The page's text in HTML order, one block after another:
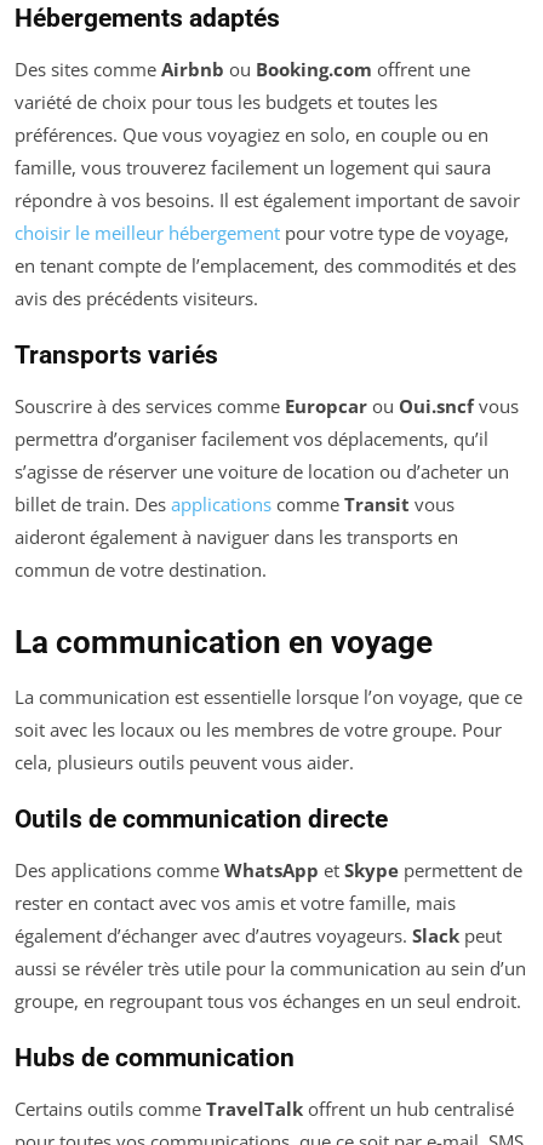
Hébergements adaptés
Des sites comme Airbnb ou Booking.com offrent une
variété de choix pour tous les budgets et toutes les
préférences. Que vous voyagiez en solo, en couple ou en
famille, vous trouverez facilement un logement qui saura
répondre à vos besoins. Il est également important de savoir
choisir le meilleur hébergement pour votre type de voyage,
en tenant compte de l’emplacement, des commodités et des
avis des précédents visiteurs.
Transports variés
Souscrire à des services comme Europcar ou Oui.sncfvous
permettra d’organiser facilement vos déplacements, qu’il
s’agisse de réserver une voiture de location ou d’acheter un
billet de train. Des applications comme Transit vous
aideront également à naviguer dans les transports en
commun de votre destination.
La communication en voyage
La communication est essentielle lorsque l’on voyage, que ce
soit avec les locaux ou les membres de votre groupe. Pour
cela, plusieurs outils peuvent vous aider.
Outils de communication directe
Des applications comme WhatsApp et Skype permettent de
rester en contact avec vos amis et votre famille, mais
également d’échanger avec d’autres voyageurs. Slack peut
aussi se révéler très utile pour la communication au sein d’un
groupe, en regroupant tous vos échanges en un seul endroit.
Hubs de communication
Certains outils comme TravelTalk offrent un hub centralisé